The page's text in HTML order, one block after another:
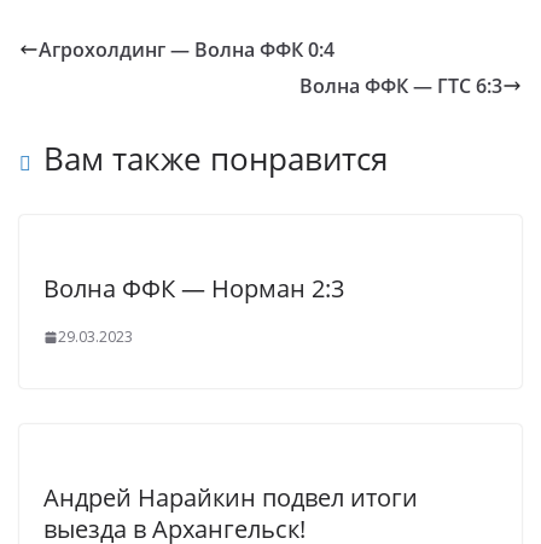
Агрохолдинг — Волна ФФК 0:4
Волна ФФК — ГТС 6:3
Вам также понравится
Волна ФФК — Норман 2:3
29.03.2023
Андрей Нарайкин подвел итоги
выезда в Архангельск!